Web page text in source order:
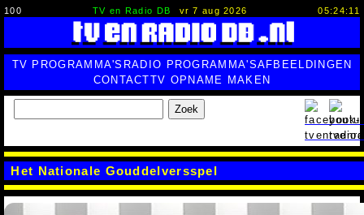
100 TV en Radio DB vr 7 aug 2026 05:24:12
TV PROGRAMMA'S RADIO PROGRAMMA'SAFBEELDINGEN
CONTACTTV OPNAME MAKEN
Zoek
Het Nationale Gouddelversspel